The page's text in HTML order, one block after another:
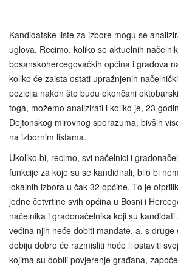
Kandidatske liste za izbore mogu se
uglova. Recimo, koliko se aktuelnih
bosanskohercegovačkih općina i gradova
koliko će zaista ostati upražnjenih
pozicija nakon što budu okončani
toga, možemo analizirati i koliko je, 23
Dejtonskog mirovnog sporazuma, bivših
na izbornim listama.
Ukoliko bi, recimo, svi načelnici i
funkcije za koje su se kandidirali, bilo bi
lokalnih izbora u čak 32 općine. To je
jedne četvrtine svih općina u Bosni i
načelnika i gradonačelnika koji su
većina njih neće dobiti mandate, a, s druge
dobiju dobro će razmisliti hoće li ostaviti
kojima su dobili povjerenje građana,